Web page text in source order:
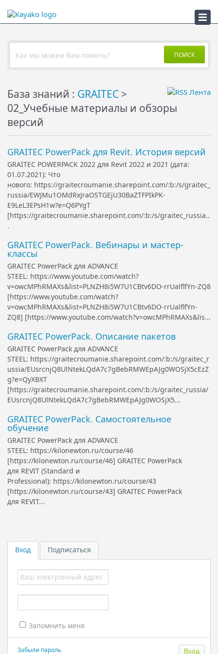
ПСС
Вход Подписаться
Запомнить меня
Забыли пароль
ПОИСК
База знаний : GRAITEC >
02_Учебные материалы и обзоры
версий
GRAITEC PowerPack для Revit. История версий
GRAITEC POWERPACK 2022 для Revit 2022 и 2021 (дата:
01.07.2021): Что
нового: https://graitecroumanie.sharepoint.com/:b:/s/graitec_
russia/EWJMu1OMdRxJraOSTGEjU30BaZTFPIkPK-
E9LeL3EPsH1w?e=Q6PYgT
[https://graitecroumanie.sharepoint.com/:b:/s/graitec_russia..
.
GRAITEC PowerPack. Вебинары и маcтер-
классы
GRAITEC PowerPack для ADVANCE
STEEL: https://www.youtube.com/watch?
v=owcMPhRMAXs&list=PLNZH8i5W7U1CBtv6DO-rrUalflfYn-ZQ8
[https://www.youtube.com/watch?
v=owcMPhRMAXs&list=PLNZH8i5W7U1CBtv6DO-rrUalflfYn-
ZQ8] [https://www.youtube.com/watch?v=owcMPhRMAXs&lis...
GRAITEC PowerPack. Описание пакетов
GRAITEC PowerPack для ADVANCE
STEEL: https://graitecroumanie.sharepoint.com/:b:/s/graitec_r
ussia/EUsrcnjQ8UlNtekLQdA7c7gBebRMWEpAJg0WOSjX5cEzZ
g?e=QyXBXT
[https://graitecroumanie.sharepoint.com/:b:/s/graitec_russia/
EUsrcnjQ8UlNtekLQdA7c7gBebRMWEpAJg0WOSjX5...
GRAITEC PowerPack. Самостоятельное
обучение
GRAITEC PowerPack для ADVANCE
STEEL: https://kilonewton.ru/course/46
[https://kilonewton.ru/course/46] GRAITEC PowerPack
для REVIT (Standard и
Professional): https://kilonewton.ru/course/43
[https://kilonewton.ru/course/43] GRAITEC PowerPack
для REVIT...